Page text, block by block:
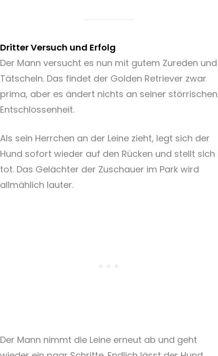
Dritter Versuch und Erfolg
Der Mann versucht es nun mit gutem Zureden und
Tätscheln. Das findet der Golden Retriever zwar
prima, aber es ändert nichts an seiner störrischen
Entschlossenheit.
Als sein Herrchen an der Leine zieht, legt sich der
Hund sofort wieder auf den Rücken und stellt sich
tot. Das Gelächter der Zuschauer im Park wird
allmählich lauter.
Der Mann nimmt die Leine erneut ab und geht